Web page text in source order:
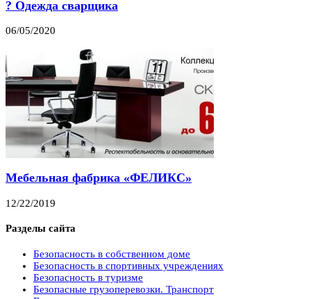
? Одежда сварщика
06/05/2020
Мебельная фабрика «ФЕЛИКС»
12/22/2019
Разделы сайта
Безопасность в собственном доме
Безопасность в спортивных учреждениях
Безопасность в туризме
Безопасные грузоперевозки. Транспорт